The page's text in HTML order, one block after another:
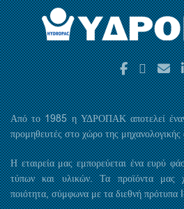
Από το 1985 η ΥΔΡΟΠΑΚ αποτελεί έναν
προμηθευτές στο χώρο της μηχανολογικής
Η εταιρεία μας εμπορεύεται ένα ευρύ
τύπων και υλικών. Τα προϊόντα μας
ποιότητα, σύμφωνα με τα διεθνή πρότυπα